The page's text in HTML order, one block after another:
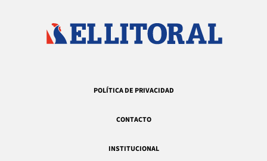
POLÍTICA DE PRIVACIDAD
CONTACTO
INSTITUCIONAL